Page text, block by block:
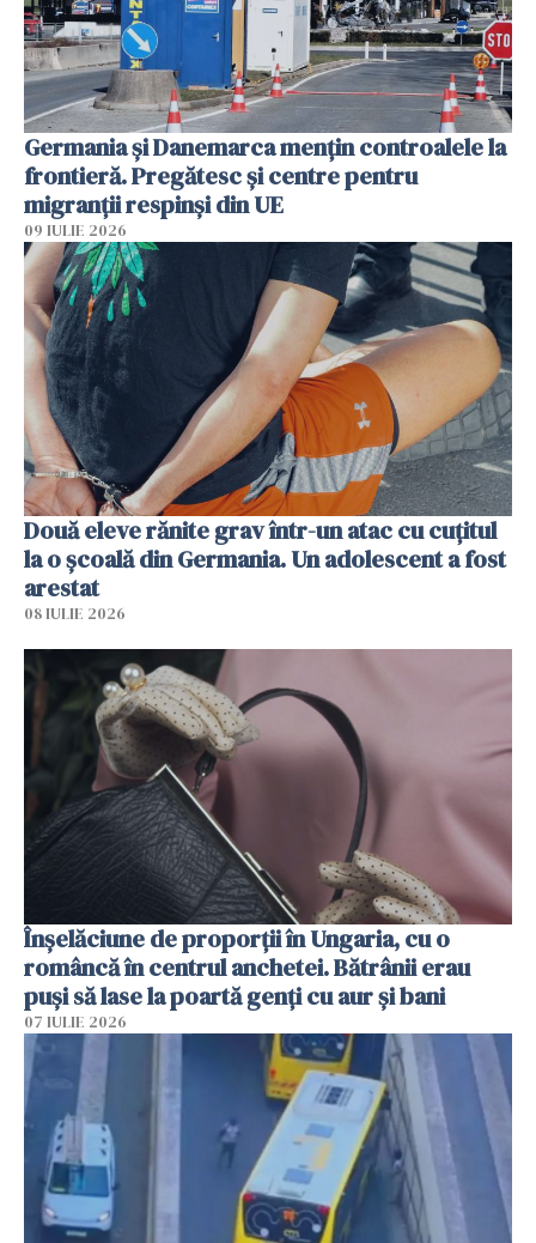
Germania și Danemarca mențin controalele la
frontieră. Pregătesc și centre pentru
migranții respinși din UE
09 IULIE 2026
Două eleve rănite grav într-un atac cu cuțitul
la o școală din Germania. Un adolescent a fost
arestat
08 IULIE 2026
Înșelăciune de proporții în Ungaria, cu o
româncă în centrul anchetei. Bătrânii erau
puși să lase la poartă genți cu aur și bani
07 IULIE 2026